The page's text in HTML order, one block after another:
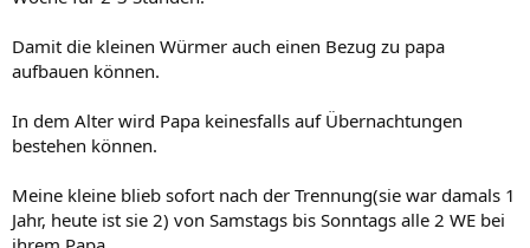
Damit die kleinen Würmer auch einen Bezug zu papa
aufbauen können.
In dem Alter wird Papa keinesfalls auf Übernachtungen
bestehen können.
Meine kleine blieb sofort nach der Trennung(sie war damals 1
Jahr, heute ist sie 2) von Samstags bis Sonntags alle 2 WE bei